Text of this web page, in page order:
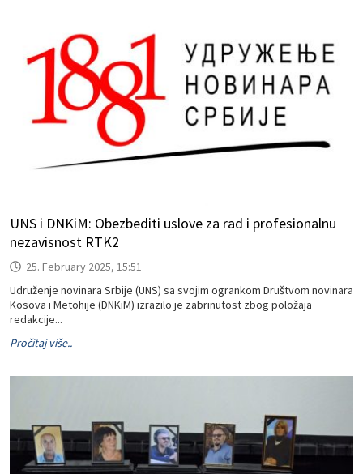
UNS i DNKiM: Obezbediti uslove za rad i profesionalnu
nezavisnost RTK2
25. February 2025, 15:51
Udruženje novinara Srbije (UNS) sa svojim ogrankom Društvom novinara
Kosova i Metohije (DNKiM) izrazilo je zabrinutost zbog položaja
redakcije...
Pročitaj više..